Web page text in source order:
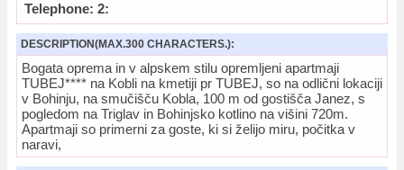
Telephone: 2:
DESCRIPTION(MAX.300 CHARACTERS.):
Bogata oprema in v alpskem stilu opremljeni apartmaji
TUBEJ**** na Kobli na kmetiji pr TUBEJ, so na odlični lokaciji
v Bohinju, na smučišču Kobla, 100 m od gostišča Janez, s
pogledom na Triglav in Bohinjsko kotlino na višini 720m.
Apartmaji so primerni za goste, ki si želijo miru, počitka v
naravi,